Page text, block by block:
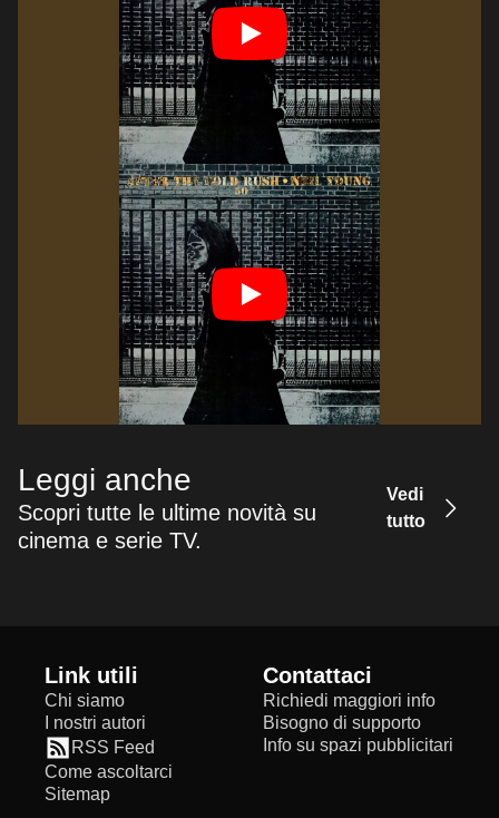
Leggi anche
Scopri tutte le ultime novità su
cinema e serie TV.
Vedi
tutto
Link utili
Chi siamo
I nostri autori
RSS Feed
Come ascoltarci
Sitemap
Contattaci
Richiedi maggiori info
Bisogno di supporto
Info su spazi pubblicitari